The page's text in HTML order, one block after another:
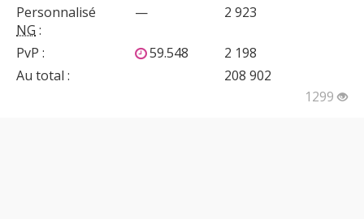
Personnalisé
NG :
— 2 923
PvP : 59.548
2 198
Au total :
208 902
1299